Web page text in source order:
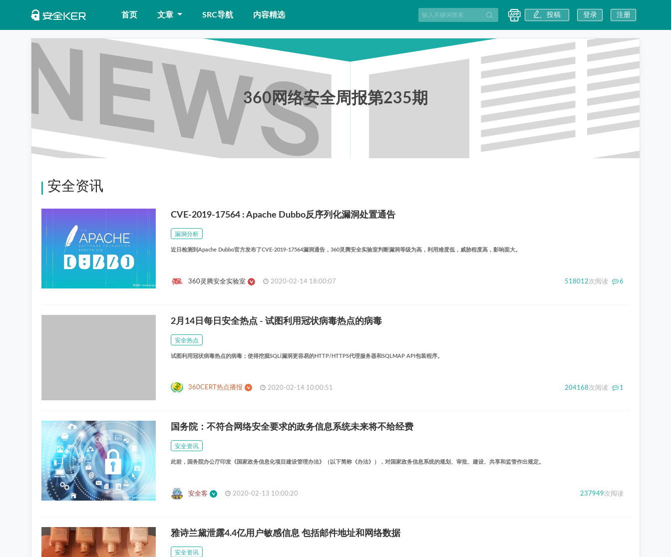
首页 文章 SRC导航 内容精选 投稿 登录 注册
360网络安全周报第235期
安全资讯
CVE-2019-17564 : Apache Dubbo反序列化漏洞处置通告
漏洞分析
近日检测到Apache Dubbo官方发布了CVE-2019-17564漏洞通告，360灵腾安全实验室判断漏洞等级为高，利用难度低，威胁程度高，影响面大。
360灵腾安全实验室 2020-02-14 18:00:07 518012次阅读 6
2月14日每日安全热点 - 试图利用冠状病毒热点的病毒
安全热点
试图利用冠状病毒热点的病毒；使得挖掘SQLi漏洞更容易的HTTP/HTTPS代理服务器和SQLMAP API包装程序。
360CERT热点播报 2020-02-14 10:00:51 204168次阅读 1
国务院：不符合网络安全要求的政务信息系统未来将不给经费
安全资讯
此前，国务院办公厅印发《国家政务信息化项目建设管理办法》（以下简称《办法》），对国家政务信息系统的规划、审批、建设、共享和监管作出规定。
安全客 2020-02-13 10:00:20 237949次阅读
雅诗兰黛泄露4.4亿用户敏感信息 包括邮件地址和网络数据
安全资讯